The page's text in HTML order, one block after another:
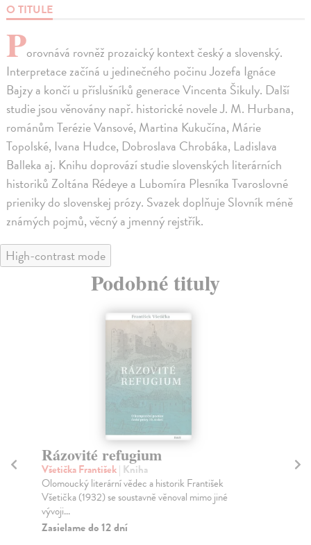
O TITULE
Porovnává rovněž prozaický kontext český a slovenský.
Interpretace začíná u jedinečného počinu Jozefa Ignáce
Bajzy a končí u příslušníků generace Vincenta Šikuly. Další
studie jsou věnovány např. historické novele J. M. Hurbana,
románům Terézie Vansové, Martina Kukučína, Márie
Topolské, Ivana Hudce, Dobroslava Chrobáka, Ladislava
Balleka aj. Knihu doprovází studie slovenských literárních
historiků Zoltána Rédeye a Lubomíra Plesníka Tvaroslovné
prieniky do slovenskej prózy. Svazek doplňuje Slovník méně
známých pojmů, věcný a jmenný rejstřík.
High-contrast mode
Podobné tituly
Rázovité refugium
Všetička František| Kniha
Olomoucký literární vědec a historik František
Všetička (1932) se soustavně věnoval mimo jiné
vývoji...
Zasielame do 12 dní